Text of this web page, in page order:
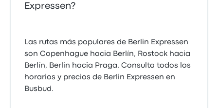
Expressen?
Las rutas más populares de Berlin Expressen
son Copenhague hacia Berlín, Rostock hacia
Berlín, Berlín hacia Praga. Consulta todos los
horarios y precios de Berlin Expressen en
Busbud.